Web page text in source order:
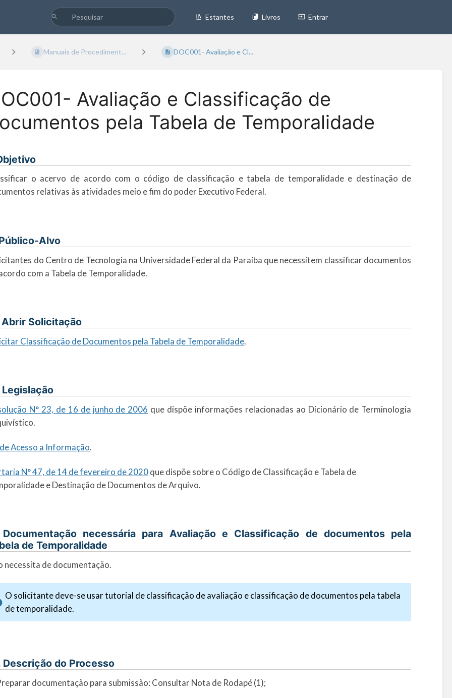
Estantes Livros Entrar
Manuais de Procediment... DOC001- Avaliação e Cl...
Avaliação e Classificação de
pela Tabela de Temporalidade
o acervo de acordo com o código de classificação e tabela de temporalidade e destinação de
relativas às atividades meio e fim do poder Executivo Federal.
Alvo
do Centro de Tecnologia na Universidade Federal da Paraíba que necessitem classificar documentos
com a Tabela de Temporalidade.
Abrir Solicitação
Classificação de Documentos pela Tabela de Temporalidade.
Legislação
N° 23, de 16 de junho de 2006 que dispõe informações relacionadas ao Dicionário de Terminologia
Acesso a Informação.
N° 47, de 14 de fevereiro de 2020que dispõe sobre o Código de Classificação e Tabela de
e Destinação de Documentos de Arquivo.
necessária para Avaliação e Classificação de documentos pela
de Temporalidade
necessita de documentação.
O solicitante deve-se usar tutorial de classificação de avaliação e classificação de documentos pela tabela
de temporalidade.
Descrição do Processo
documentação para submissão: Consultar Nota de Rodapé (1);